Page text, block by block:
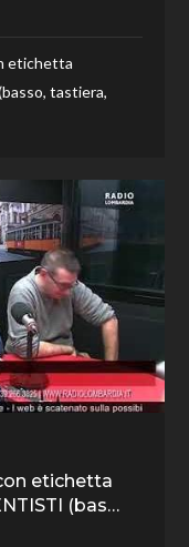
etichetta
tastiera,
etichetta
(bas…